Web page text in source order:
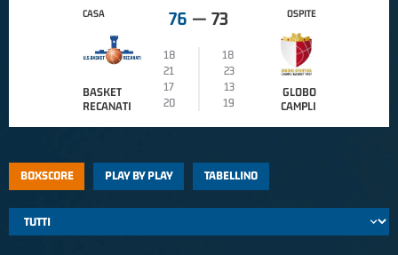
CASA
BASKET
RECANATI
76 — 73
18
18
21
23
17
13
20
19
OSPITE
GLOBO
CAMPLI
BOXSCORE PLAY BY PLAY TABELLINO